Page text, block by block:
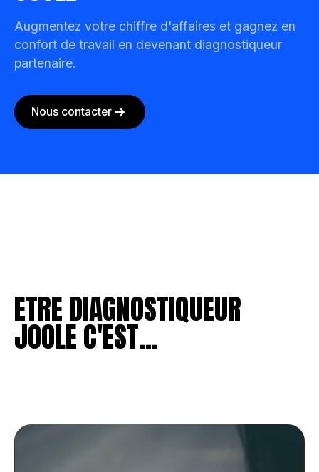
Augmentez votre chiffre d'affaires et gagnez en
confort de travail en devenant diagnostiqueur
partenaire.
Nous contacter
ETRE DIAGNOSTIQUEUR
JOOLE C'EST...